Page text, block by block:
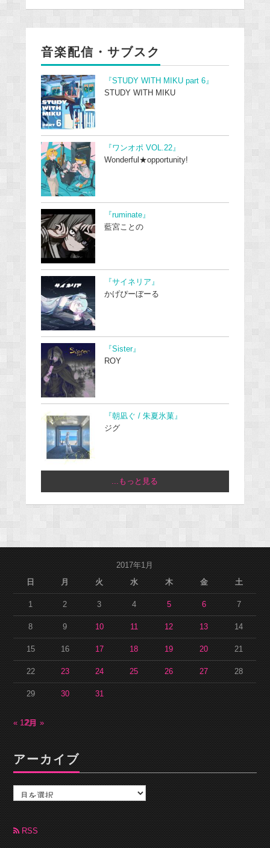
音楽配信・サブスク
『STUDY WITH MIKU part 6』
STUDY WITH MIKU
『ワンオポ VOL.22』
Wonderful★opportunity!
『ruminate』
藍宮ことの
『サイネリア』
かげぴーぼーる
『Sister』
ROY
『朝凪ぐ / 朱夏氷菓』
ジグ
...もっと見る
2017年1月
日
月 火 水 木 金 土
1 2 3 4 5 6 7
8 9 10 11 12 13 14
15 16 17 18 19 20 21
22 23 24 25 26 27 28
29 30 31
« 12月2月 »
アーカイブ
カ
ブ RSS